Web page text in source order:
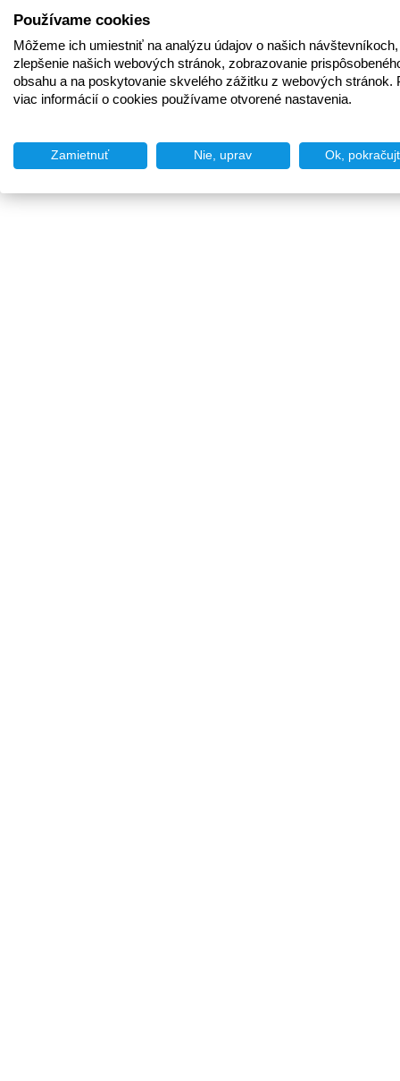
Používame cookies
Môžeme ich umiestniť na analýzu údajov o našich
zlepšenie našich webových stránok, zobrazovanie
obsahu a na poskytovanie skvelého zážitku z webových stránok.
viac informácií o cookies používame otvorené nastavenia.
Zamietnuť Nie, uprav Ok,